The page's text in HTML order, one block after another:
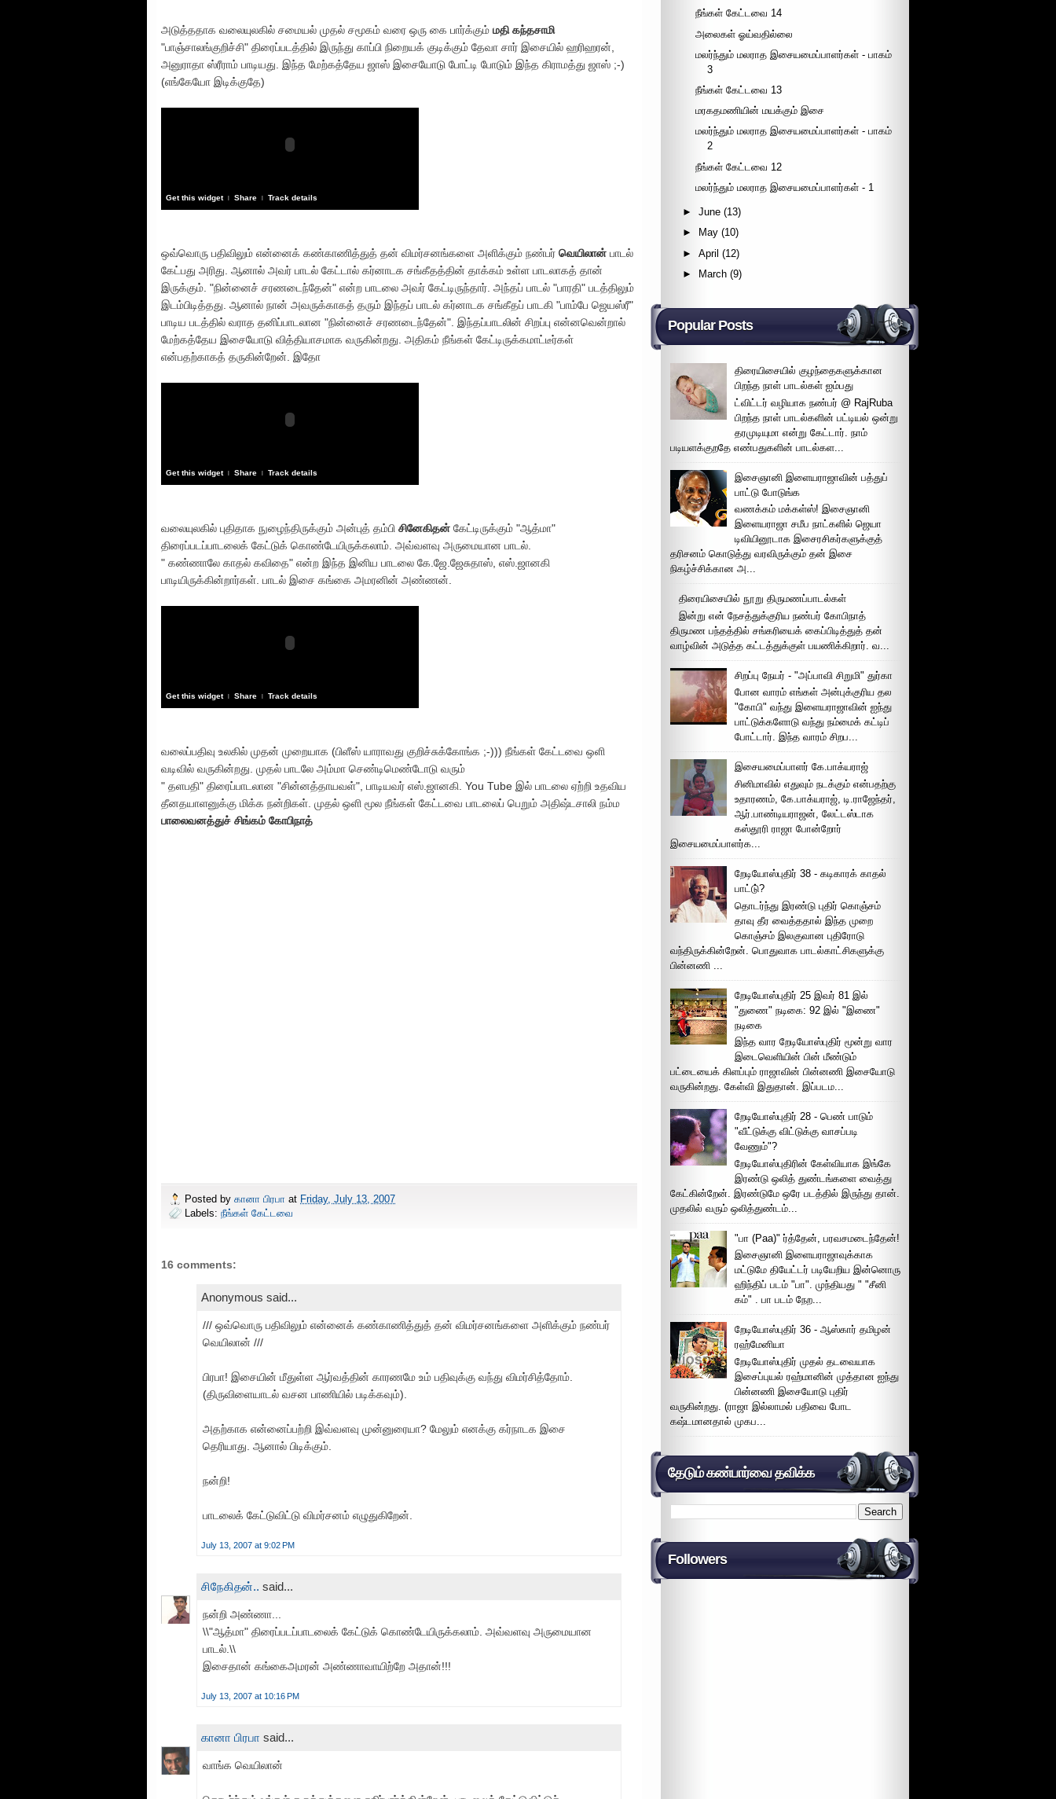
அடுத்ததாக வலையுலகில் சமையல் முதல் சமூகம் வரை ஒரு கை பார்க்கும் மதி கந்தசாமி
"பாஞ்சாலங்குறிச்சி" திரைப்படத்தில் இருந்து காப்பி நிறையக் குடிக்கும் தேவா சார் இசையில் ஹரிஹரன்,
அனுராதா ஸ்ரீராம் பாடியது. இந்த மேற்கத்தேய ஜாஸ் இசையோடு போட்டி போடும் இந்த கிராமத்து ஜாஸ் ;-)
(எங்கேயோ இடிக்குதே)
Get this widget Share Track details
ஒவ்வொரு பதிவிலும் என்னைக் கண்காணித்துத் தன் விமர்சனங்களை அளிக்கும் நண்பர் வெயிலான் பாடல்
கேட்பது அரிது. ஆனால் அவர் பாடல் கேட்டால் கர்னாடக சங்கீதத்தின் தாக்கம் உள்ள பாடலாகத் தான்
இருக்கும். "நின்னைச் சரணடைந்தேன்" என்ற பாடலை அவர் கேட்டிருந்தார். அந்தப் பாடல் "பாரதி" படத்திலும்
இடம்பிடித்தது. ஆனால் நான் அவருக்காகத் தரும் இந்தப் பாடல் கர்னாடக சங்கீதப் பாடகி "பாம்பே ஜெயஸ்ரீ"
பாடிய படத்தில் வராத தனிப்பாடலான "நின்னைச் சரணடைந்தேன்". இந்தப்பாடலின் சிறப்பு என்னவென்றால்
மேற்கத்தேய இசையோடு வித்தியாசமாக வருகின்றது. அதிகம் நீங்கள் கேட்டிருக்கமாட்டீர்கள்
என்பதற்காகத் தருகின்றேன். இதோ
Get this widget Share Track details
வலையுலகில் புதிதாக நுழைந்திருக்கும் அன்புத் தம்பி சினேகிதன் கேட்டிருக்கும் "ஆத்மா"
திரைப்படப்பாடலைக் கேட்டுக் கொண்டேயிருக்கலாம். அவ்வளவு அருமையான பாடல்.
" கண்ணாலே காதல் கவிதை" என்ற இந்த இனிய பாடலை கே.ஜே.ஜேசுதாஸ், எஸ்.ஜானகி
பாடியிருக்கின்றார்கள். பாடல் இசை கங்கை அமரனின் அண்ணன்.
Get this widget Share Track details
வலைப்பதிவு உலகில் முதன் முறையாக (பிளீஸ் யாராவது குறிச்சுக்கோங்க ;-))) நீங்கள் கேட்டவை ஒளி
வடிவில் வருகின்றது. முதல் பாடலே அம்மா செண்டிமெண்டோடு வரும்
" தளபதி" திரைப்பாடலான "சின்னத்தாயவள்", பாடியவர் எஸ்.ஜானகி. You Tube இல் பாடலை ஏற்றி உதவிய
தீனதயாளனுக்கு மிக்க நன்றிகள். முதல் ஒளி மூல நீங்கள் கேட்டவை பாடலைப் பெறும் அதிஷ்டசாலி நம்ம
பாலைவனத்துச் சிங்கம் கோபிநாத்
Posted by கானா பிரபா at Friday, July 13, 2007
Labels: நீங்கள் கேட்டவை
16 comments:
Anonymous said...
/// ஒவ்வொரு பதிவிலும் என்னைக் கண்காணித்துத் தன் விமர்சனங்களை அளிக்கும் நண்பர்
வெயிலான் ///
பிரபா! இசையின் மீதுள்ள ஆர்வத்தின் காரணமே உம் பதிவுக்கு வந்து விமர்சித்தோம்.
(திருவிளையாடல் வசன பாணியில் படிக்கவும்).
அதற்காக என்னைப்பற்றி இவ்வளவு முன்னுரையா? மேலும் எனக்கு கர்நாடக இசை
தெரியாது. ஆனால் பிடிக்கும்.
நன்றி!
பாடலைக் கேட்டுவிட்டு விமர்சனம் எழுதுகிறேன்.
July 13, 2007 at 9:02 PM
சிநேகிதன்.. said...
நன்றி அண்ணா...
\\"ஆத்மா" திரைப்படப்பாடலைக் கேட்டுக் கொண்டேயிருக்கலாம். அவ்வளவு அருமையான
பாடல்.\\
இசைதான் கங்கைஅமரன் அண்ணாவாயிற்றே அதான்!!!
July 13, 2007 at 10:16 PM
கானா பிரபா said...
வாங்க வெயிலான்
நீங்கள் கேட்டவை 14
அலைகள் ஓய்வதில்லை
மலர்ந்தும் மலராத இசையமைப்பாளர்கள் - பாகம்
3
நீங்கள் கேட்டவை 13
மரகதமணியின் மயக்கும் இசை
மலர்ந்தும் மலராத இசையமைப்பாளர்கள் - பாகம்
2
நீங்கள் கேட்டவை 12
மலர்ந்தும் மலராத இசையமைப்பாளர்கள் - 1
►June (13)
►
May (10)
►April (12)
►
March (9)
Popular Posts
திரையிசையில் குழந்தைகளுக்கான
பிறந்த நாள் பாடல்கள் ஐம்பது
ட்விட்டர் வழியாக நண்பர் @ RajRuba
பிறந்த நாள் பாடல்களின் பட்டியல் ஒன்று
தரமுடியுமா என்று கேட்டார். நாம்
படியளக்குறதே எண்பதுகளின் பாடல்கள...
இசைஞானி இளையராஜாவின் பத்துப்
பாட்டு போடுங்க
வணக்கம் மக்கள்ஸ்! இசைஞானி
இளையராஜா சமீப நாட்களில் ஜெயா
டிவியினூடாக இசைரசிகர்களுக்குத்
தரிசனம் கொடுத்து வரவிருக்கும் தன் இசை
நிகழ்ச்சிக்கான அ...
திரையிசையில் நூறு திருமணப்பாடல்கள்
இன்று என் நேசத்துக்குரிய நண்பர் கோபிநாத்
திருமண பந்தத்தில் சங்கரியைக் கைப்பிடித்துத் தன்
வாழ்வின் அடுத்த கட்டத்துக்குள் பயணிக்கிறார். வ...
சிறப்பு நேயர் - "அப்பாவி சிறுமி" துர்கா
போன வாரம் எங்கள் அன்புக்குரிய தல
"கோபி" வந்து இளையராஜாவின் ஐந்து
பாட்டுக்களோடு வந்து நம்மைக் கட்டிப்
போட்டார். இந்த வாரம் சிறப...
இசையமைப்பாளர் கே.பாக்யராஜ்
சினிமாவில் எதுவும் நடக்கும் என்பதற்கு
உதாரணம், கே.பாக்யராஜ், டி.ராஜேந்தர்,
ஆர்.பாண்டியராஜன், லேட்டஸ்டாக
கஸ்தூரி ராஜா போன்றோர்
இசையமைப்பாளர்க...
றேடியோஸ்புதிர் 38 - கடிகாரக் காதல்
பாட்டு்?
தொடர்ந்து இரண்டு புதிர் கொஞ்சம்
தாவு தீர வைத்ததால் இந்த முறை
கொஞ்சம் இலகுவான புதிரோடு
வந்திருக்கின்றேன். பொதுவாக பாடல்காட்சிகளுக்கு
பின்னணி ...
றேடியோஸ்புதிர் 25 இவர் 81 இல்
"துணை" நடிகை: 92 இல் "இணை"
நடிகை
இந்த வார றேடியோஸ்புதிர் மூன்று வார
இடைவெளியின் பின் மீண்டும்
பட்டையைக் கிளப்பும் ராஜாவின் பின்னணி இசையோடு
வருகின்றது. கேள்வி இதுதான். இப்படம...
றேடியோஸ்புதிர் 28 - பெண் பாடும்
"வீட்டுக்கு விட்டுக்கு வாசப்படி
வேணும்"?
றேடியோஸ்புதிரின் கேள்வியாக இங்கே
இரண்டு ஒலித் துண்டங்களை வைத்து
கேட்கின்றேன். இரண்டுமே ஒரே படத்தில் இருந்து தான்.
முதலில் வரும் ஒலித்துண்டம்...
"பா (Paa)" ர்த்தேன், பரவசமடைந்தேன்!
இசைஞானி இளையராஜாவுக்காக
மட்டுமே தியேட்டர் படியேறிய இன்னொரு
ஹிந்திப் படம் "பா". முந்தியது " "சீனி
கம்" . பா படம் நேற...
றேடியோஸ்புதிர் 36 - ஆஸ்கார் தமிழன்
ரஹ்மேனியா
றேடியோஸ்புதிர் முதல் தடவையாக
இசைப்புயல் ரஹ்மானின் முத்தான ஐந்து
பின்னணி இசையோடு புதிர்
வருகின்றது. (ராஜா இல்லாமல் பதிவை போட
கஷ்டமானதால் முகப...
தேடும் கண்பார்வை தவிக்க
Followers